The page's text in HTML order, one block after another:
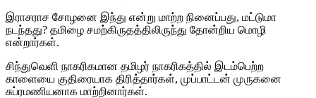
இராசராச சோழனை இந்து என்று மாற்ற நினைப்பது, மட்டுமா
நடந்தது? தமிழை சமற்கிருதத்திலிருந்து தோன்றிய மொழி
என்றார்கள்.
சிந்துவெளி நாகரிகமான தமிழர் நாகரிகத்தில் இடம்பெற்ற
காளையை குதிரையாக திரித்தார்கள், முப்பாட்டன் முருகனை
சுப்ரமணியனாக மாற்றினார்கள்.